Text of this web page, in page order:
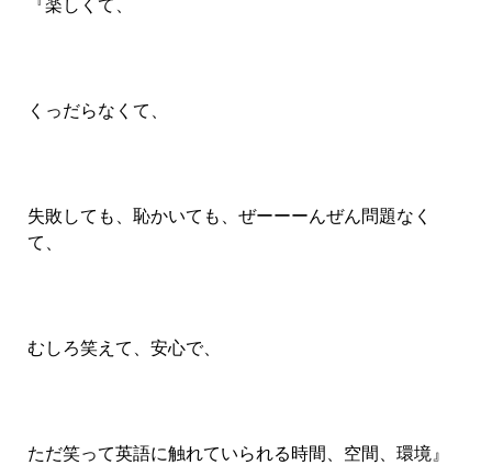
くっだらなくて、
失敗しても、恥かいても、ぜーーーんぜん問題なく
て、
むしろ笑えて、安心で、
ただ笑って英語に触れていられる時間、空間、環境』